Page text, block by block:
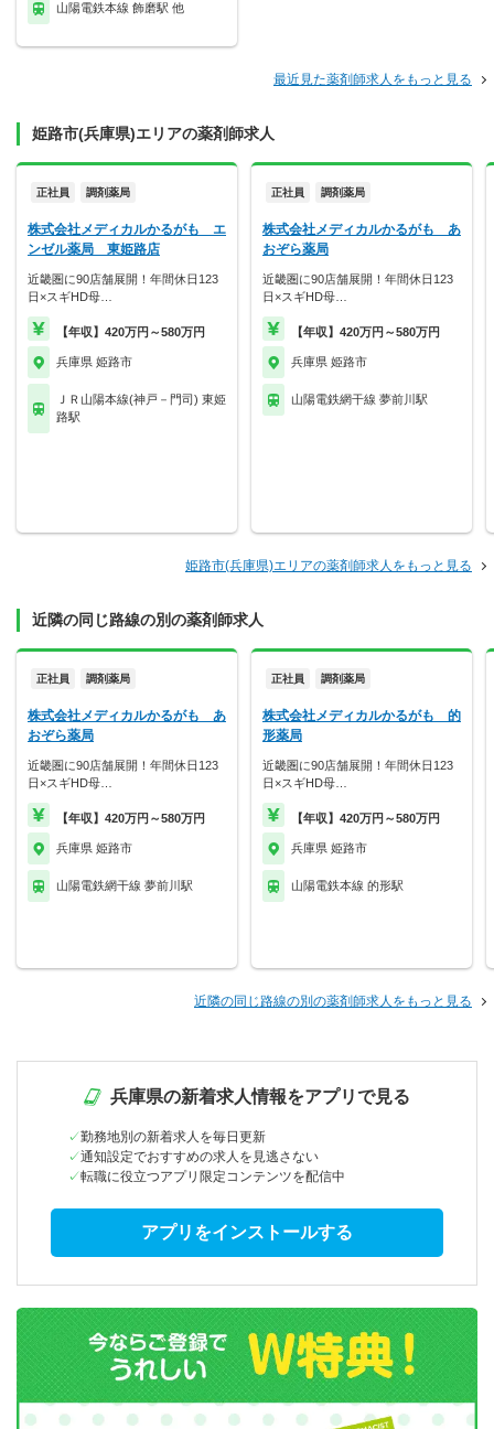
山陽電鉄本線 飾磨駅 他
最近見た薬剤師求人をもっと見る
姫路市(兵庫県)エリアの薬剤師求人
正社員 調剤薬局
株式会社メディカルかるがも エ
ンゼル薬局 東姫路店
近畿圏に90店舗展開！年間休日123
日×スギHD母…
【年収】420万円～580万円
兵庫県 姫路市
ＪＲ山陽本線(神戸－門司) 東姫
路駅
正社員 調剤薬局
株式会社メディカルかるがも あ
おぞら薬局
近畿圏に90店舗展開！年間休日123
日×スギHD母…
【年収】420万円～580万円
兵庫県 姫路市
山陽電鉄網干線 夢前川駅
姫路市(兵庫県)エリアの薬剤師求人をもっと見る
近隣の同じ路線の別の薬剤師求人
正社員 調剤薬局
株式会社メディカルかるがも あ
おぞら薬局
近畿圏に90店舗展開！年間休日123
日×スギHD母…
【年収】420万円～580万円
兵庫県 姫路市
山陽電鉄網干線 夢前川駅
正社員 調剤薬局
株式会社メディカルかるがも 的
形薬局
近畿圏に90店舗展開！年間休日123
日×スギHD母…
【年収】420万円～580万円
兵庫県 姫路市
山陽電鉄本線 的形駅
近隣の同じ路線の別の薬剤師求人をもっと見る
兵庫県の新着求人情報をアプリで見る
勤務地別の新着求人を毎日更新
通知設定でおすすめの求人を見逃さない
転職に役立つアプリ限定コンテンツを配信中
アプリをインストールする